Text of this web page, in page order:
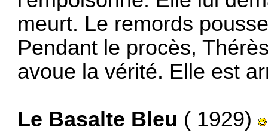
meurt. Le remords
Pendant le procès,
avoue la vérité. Elle est
Le Basalte Bleu ( 1929)